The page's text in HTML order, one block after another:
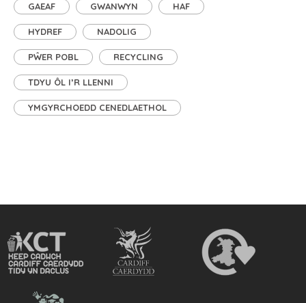
GAEAF GWANWYN HAF
HYDREF NADOLIG
PŴER POBL RECYCLING
TDYU ÔL I’R LLENNI
YMGYRCHOEDD CENEDLAETHOL